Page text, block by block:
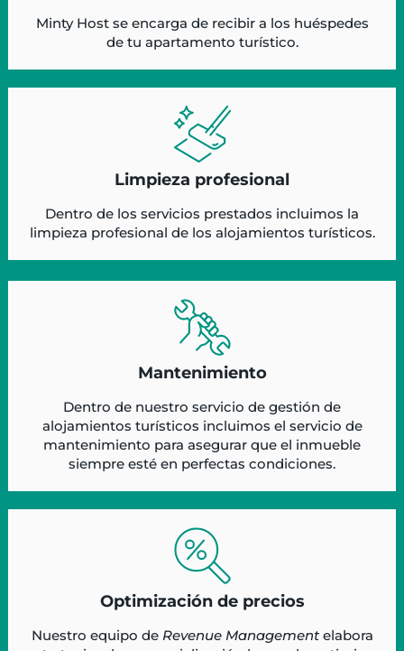
Minty Host se encarga de recibir a los huéspedes
de tu apartamento turístico.
Limpieza profesional
Dentro de los servicios prestados incluimos la
limpieza profesional de los alojamientos turísticos.
Mantenimiento
Dentro de nuestro servicio de gestión de
alojamientos turísticos incluimos el servicio de
mantenimiento para asegurar que el inmueble
siempre esté en perfectas condiciones.
Optimización de precios
Nuestro equipo de Revenue Managementelabora